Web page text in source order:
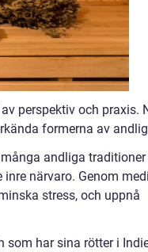
perspektiv och praxis.
formerna av
andliga
närvaro. Genom
stress, och uppnå
som har sina rötter i